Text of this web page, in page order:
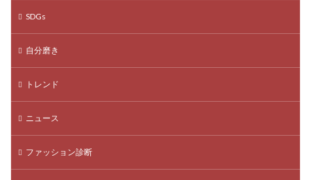
SDGs
自分磨き
トレンド
ニュース
ファッション診断